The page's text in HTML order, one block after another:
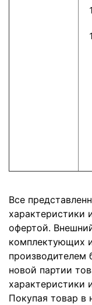
Все
характеристики
офертой.
комплектующих
производителем
новой партии
характеристики
Покупая товар в